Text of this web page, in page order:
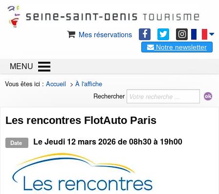
Mes réservations
Notre newsletter
MENU
Vous êtes ici : Accueil > À l'affiche
Rechercher
Les rencontres FlotAuto Paris
Date LeJeudi 12 mars 2026de 08h30 à 19h00